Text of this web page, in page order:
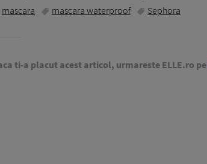
mascara
mascara waterproof Sephora
ti-a placut acest articol, urmareste ELLE.ro pe